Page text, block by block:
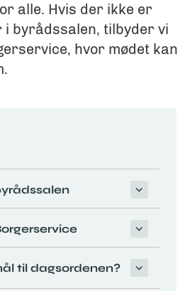
alle. Hvis der ikke er
i byrådssalen, tilbyder vi
hvor mødet kan
til dagsordenen?